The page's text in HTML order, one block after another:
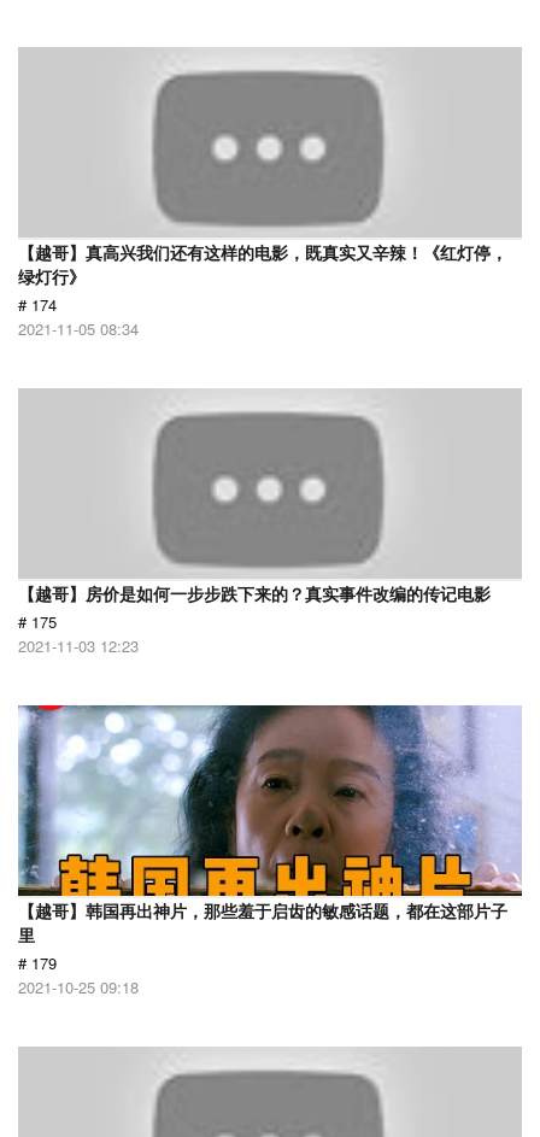
【越哥】真高兴我们还有这样的电影，既真实又辛辣！《红灯停，
绿灯行》
# 174
2021-11-05 08:34
【越哥】房价是如何一步步跌下来的？真实事件改编的传记电影
# 175
2021-11-03 12:23
【越哥】韩国再出神片，那些羞于启齿的敏感话题，都在这部片子
里
# 179
2021-10-25 09:18